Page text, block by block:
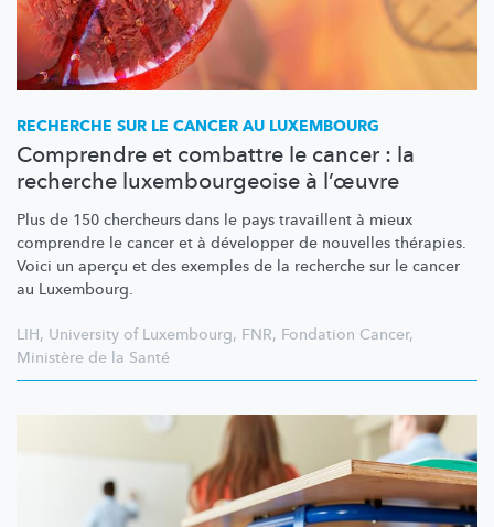
RECHERCHE SUR LE CANCER AU LUXEMBOURG
Comprendre et combattre le cancer : la
recherche luxembourgeoise à l’œuvre
Plus de 150 chercheurs dans le pays travaillent à mieux
comprendre le cancer et à développer de nouvelles thérapies.
Voici un aperçu et des exemples de la recherche sur le cancer
au Luxembourg.
LIH, University of Luxembourg, FNR, Fondation Cancer,
Ministère de la Santé